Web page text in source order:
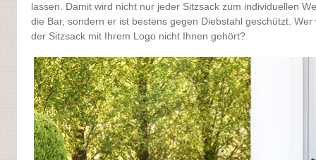
lassen. Damit wird nicht nur jeder Sitzsack zum individuellen
die Bar, sondern er ist bestens gegen Diebstahl geschützt.
der Sitzsack mit Ihrem Logo nicht Ihnen gehört?